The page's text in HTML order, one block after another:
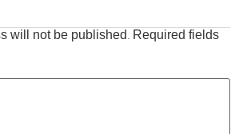
will not be published. Required fields